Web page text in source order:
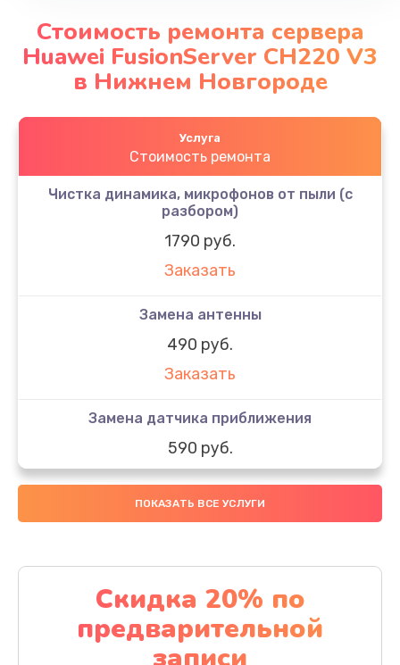
Стоимость ремонта сервера
Huawei FusionServer CH220 V3
в Нижнем Новгороде
Услуга
Стоимость ремонта
Чистка динамика, микрофонов от пыли (с
разбором)
1790 руб.
Заказать
Замена антенны
490 руб.
Заказать
Замена датчика приближения
590 руб.
Заказать
Замена стекла
Обновление ПО
890 руб.
ПОКАЗАТЬ ВСЕ УСЛУГИ
Скидка 20% по
предварительной